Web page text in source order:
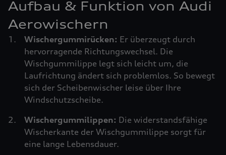
Aufbau & Funktion von Audi
Aerowischern
Wischergummirücken: Er überzeugt durch
hervorragende Richtungswechsel. Die
Wischgummilippe legt sich leicht um, die
Laufrichtung ändert sich problemlos. So bewegt
sich der Scheibenwischer leise über Ihre
Windschutzscheibe.
Wischergummilippen: Die widerstandsfähige
Wischerkante der Wischgummilippe sorgt für
eine lange Lebensdauer.